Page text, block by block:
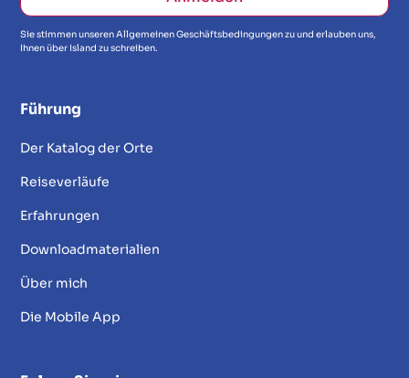
Sie stimmen unseren Allgemeinen Geschäftsbedingungen zu und erlauben uns,
Ihnen über Island zu schreiben.
Führung
Der Katalog der Orte
Reiseverläufe
Erfahrungen
Downloadmaterialien
Über mich
Die Mobile App